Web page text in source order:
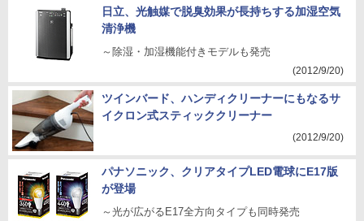
日立、光触媒で脱臭効果が長持ちする加湿空気
清浄機
～除湿・加湿機能付きモデルも発売
(2012/9/20)
ツインバード、ハンディクリーナーにもなるサ
イクロン式スティッククリーナー
(2012/9/20)
パナソニック、クリアタイプLED電球にE17版
が登場
～光が広がるE17全方向タイプも同時発売